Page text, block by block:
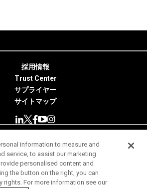
採用情報
Trust Center
サプライヤー
サイトマップ
LLC. All Rights Reserved.
使用条件
プライバシー通知
information to measure and
service, to assist our marketing
personalised content and
the button on the right, you can
rights. For more information see our